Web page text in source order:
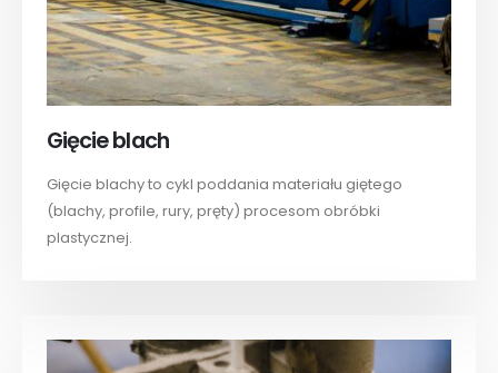
Gięcie blach
Gięcie blachy to cykl poddania materiału giętego
(blachy, profile, rury, pręty) procesom obróbki
plastycznej.